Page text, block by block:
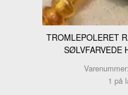
TROMLEPOLERET
SØLVFARVEDE
1 på